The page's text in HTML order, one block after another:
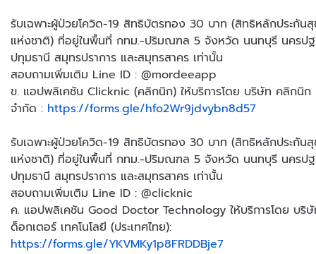
รับเฉพาะผู้ป่วยโควิด-19 สิทธิบัตรทอง 30 บาท (สิทธิหลักประกัน
แห่งชาติ) ที่อยู่ในพื้นที่ กทม.-ปริมณฑล 5 จังหวัด นนทบุรี นครป
ปทุมธานี สมุทรปราการ และสมุทรสาคร เท่านั้น
สอบถามเพิ่มเติม Line ID : @mordeeapp
ข. แอปพลิเคชัน Clicknic (คลิกนิก) ให้บริการโดย บริษัท คลิกนิก
จำกัด : https://forms.gle/hfo2Wr9jdvybn8d57
รับเฉพาะผู้ป่วยโควิด-19 สิทธิบัตรทอง 30 บาท (สิทธิหลักประกัน
แห่งชาติ) ที่อยู่ในพื้นที่ กทม.-ปริมณฑล 5 จังหวัด นนทบุรี นครป
ปทุมธานี สมุทรปราการ และสมุทรสาคร เท่านั้น
สอบถามเพิ่มเติม Line ID : @clicknic
ค. แอปพลิเคชัน Good Doctor Technology ให้บริการโดย บริ
ด็อกเตอร์ เทคโนโลยี (ประเทศไทย):
https://forms.gle/YKVMKy1p8FRDDBje7